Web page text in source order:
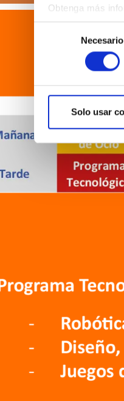
Obtenga más
datos. Puede
Las cookies de
y analizar el
que hayan
consentimiento
Necesario
Solo usar